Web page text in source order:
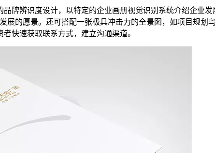
牌辨识度设计，以特定的企业画册视觉识别系统介绍企业
展的愿景。还可搭配一张极具冲击力的全景图，如项目规
快速获取联系方式，建立沟通渠道。